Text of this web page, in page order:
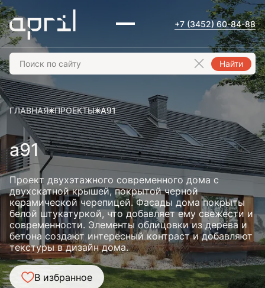
+7 (3452) 60-84-88
Найти
ГЛАВНАЯ ПРОЕКТЫ A91
a91
Проект двухэтажного современного дома с
двухскатной крышей, покрытой черной
керамической черепицей. Фасады дома покрыты
белой штукатуркой, что добавляет ему свежести и
современности. Элементы облицовки из дерева и
бетона создают интересный контраст и добавляют
текстуры в дизайн дома.
В избранное